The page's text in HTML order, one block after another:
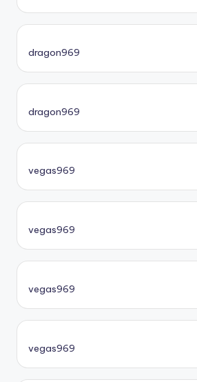
dragon969
dragon969
vegas969
vegas969
vegas969
vegas969